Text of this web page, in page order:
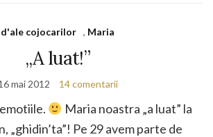
d'ale cojocarilor , Maria
„A luat!”
mai 2012 14 comentarii
Maria noastra „a luat” la
„ghidin’ta”! Pe 29 avem parte de